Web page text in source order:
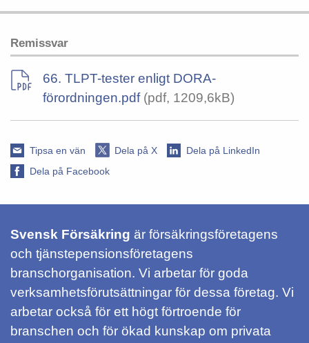
Remissvar
66. TLPT-tester enligt DORA-
förordningen.pdf(pdf, 1209,6kB)
Tipsa en vän Dela på X
Dela på LinkedIn
Dela på Facebook
Svensk Försäkring är försäkringsföretagens
och tjänstepensionsföretagens
branschorganisation. Vi arbetar för goda
verksamhetsförutsättningar för dessa företag. Vi
arbetar också för ett högt förtroende för
branschen och för ökad kunskap om privata